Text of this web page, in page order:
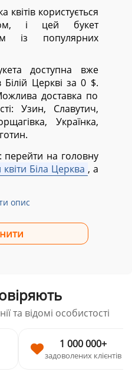
квітів користується
і цей букет
із популярних
доступна вже
Церкві за 0 $.
доставка по
Узин, Славутич,
Українка,
перейти на головну
квіти Біла Церква , а
опис
та відомі особистості
1 000 000+
задоволених клієнтів